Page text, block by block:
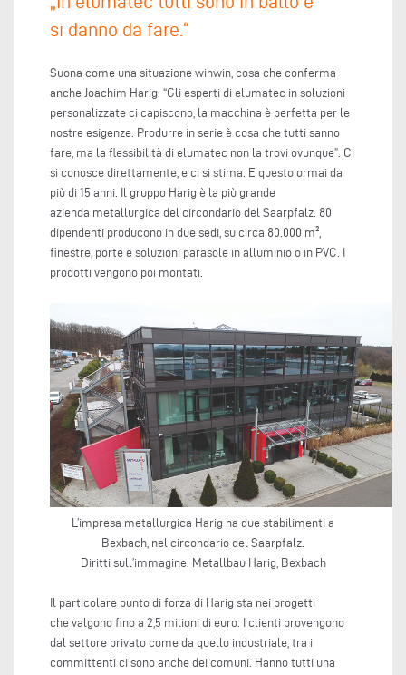
si danno da fare.“
Suona come una situazione winwin, cosa che conferma
anche Joachim Harig: “Gli esperti di elumatec in soluzioni
personalizzate ci capiscono, la macchina è perfetta per le
nostre esigenze. Produrre in serie è cosa che tutti sanno
fare, ma la flessibilità di elumatec non la trovi ovunque”. Ci
si conosce direttamente, e ci si stima. E questo ormai da
più di 15 anni. Il gruppo Harig è la più grande
azienda metallurgica del circondario del Saarpfalz. 80
dipendenti producono in due sedi, su circa 80.000 m²,
finestre, porte e soluzioni parasole in alluminio o in PVC. I
prodotti vengono poi montati.
L’impresa metallurgica Harig ha due stabilimenti a
Bexbach, nel circondario del Saarpfalz.
Diritti sull’immagine: Metallbau Harig, Bexbach
Il particolare punto di forza di Harig sta nei progetti
che valgono fino a 2,5 milioni di euro. I clienti provengono
dal settore privato come da quello industriale, tra i
committenti ci sono anche dei comuni. Hanno tutti una